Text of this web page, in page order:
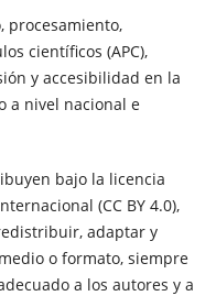
procesamiento,
científicos (APC),
y accesibilidad en la
a nivel nacional e
bajo la licencia
(CC BY 4.0),
adaptar y
o formato, siempre
a los autores y a